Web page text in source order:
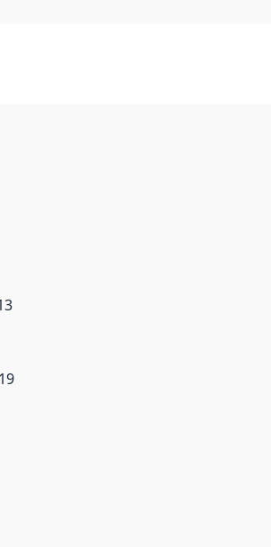
was first released. It may have